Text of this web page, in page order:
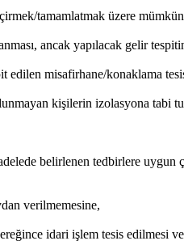
tamamlatmak üzere
ancak yapılacak gelir
misafirhane/konaklama
kişilerin izolasyona tabi
belirlenen tedbirlere uygun
verilmemesine,
idari işlem tesis edilmesi